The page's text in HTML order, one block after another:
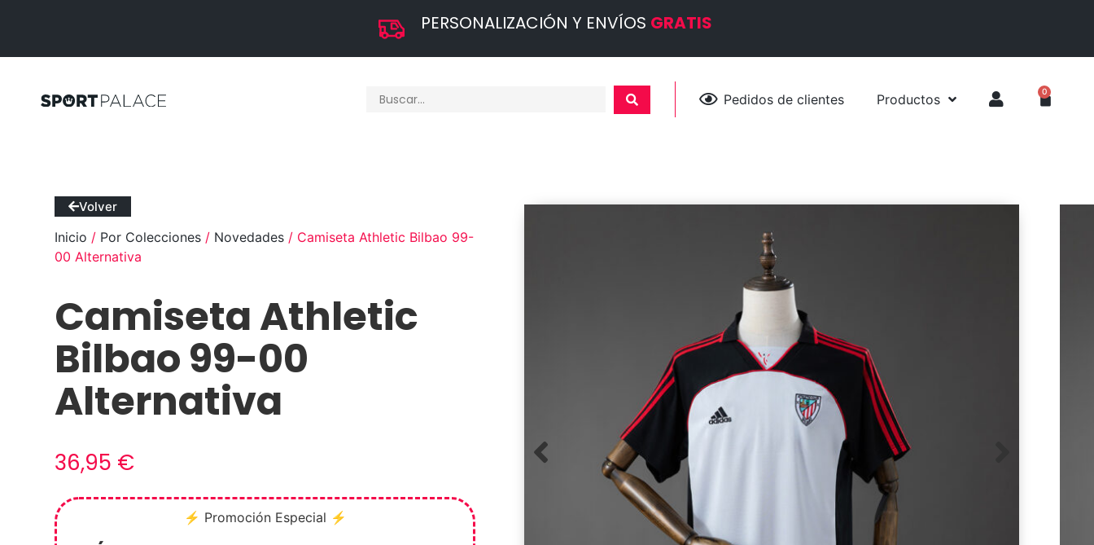
PERSONALIZACIÓN Y ENVÍOS GRATIS
Pedidos de clientes Productos 0
Volver
Inicio / Por Colecciones / Novedades / Camiseta Athletic Bilbao 99-
00 Alternativa
Camiseta Athletic
Bilbao 99-00
Alternativa
36,95 €
⚡ Promoción Especial ⚡